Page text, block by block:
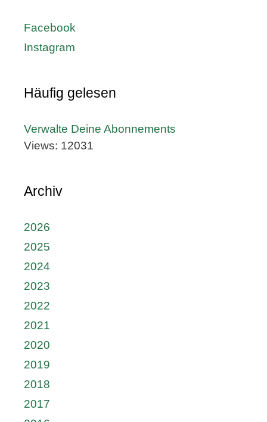
Facebook
Instagram
Häufig gelesen
Verwalte Deine Abonnements
Views: 12031
Archiv
2026
2025
2024
2023
2022
2021
2020
2019
2018
2017